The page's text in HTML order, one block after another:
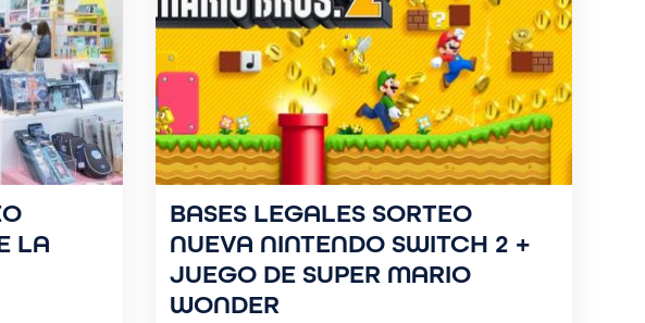
LA
BASES LEGALES SORTEO
NUEVA NINTENDO SWITCH 2 +
JUEGO DE SUPER MARIO
WONDER